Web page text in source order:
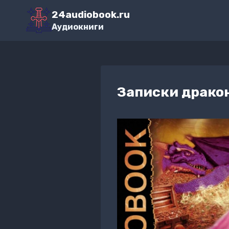
Перейти
содержимому
24audiobook.ru
Аудиокниги
Записки